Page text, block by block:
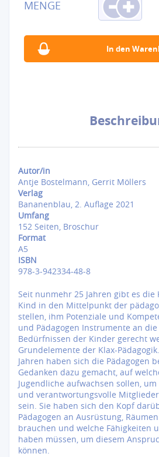
Autor/in
Antje Bostelmann, Gerrit Möllers
Verlag
Bananenblau, 2. Auflage 2021
Umfang
152 Seiten, Broschur
Format
A5
ISBN
978-3-942334-48-8
Seit nunmehr 25 Jahren gibt es die
Kind in den Mittelpunkt der
stellen, ihm Potenziale und
und Pädagogen Instrumente an
Bedürfnissen der Kinder gerecht
Grundelemente der Klax-
Jahren haben sich die Pädagogen
Gedanken dazu gemacht, auf
Jugendliche aufwachsen sollen,
und verantwortungsvolle
sein. Sie haben sich den Kopf
Pädagogen an Ausrüstung,
brauchen und welche Fähigkeiten
haben müssen, um diesem
können.